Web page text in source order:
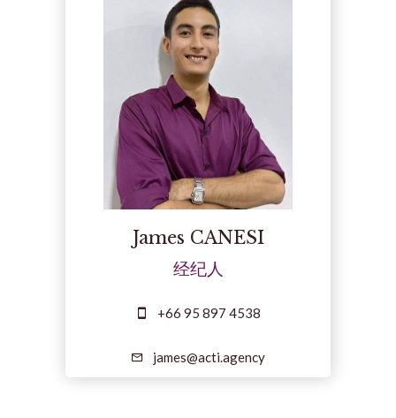
James CANESI
经纪人
+66 95 897 4538
james@acti.agency